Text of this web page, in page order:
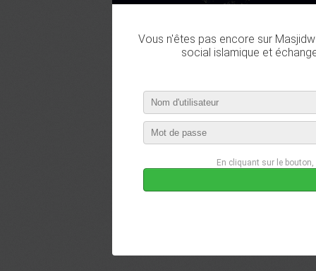
Vous n'êtes pas encore sur
social islamique et
En cliquant sur le